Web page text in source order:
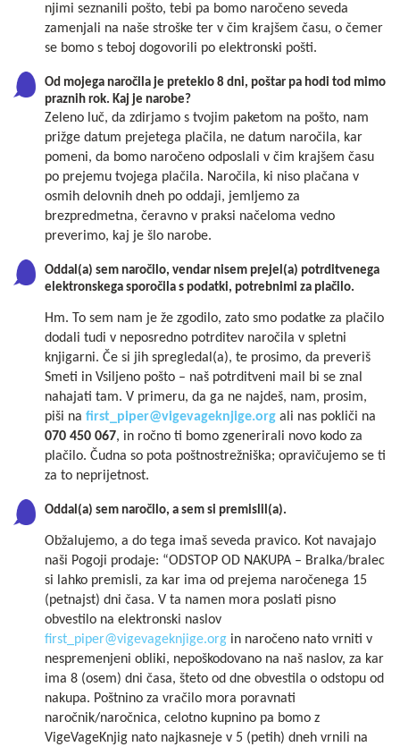
njimi seznanili pošto, tebi pa bomo naročeno seveda
zamenjali na naše stroške ter v čim krajšem času, o čemer
se bomo s teboj dogovorili po elektronski pošti.
Od mojega naročila je preteklo 8 dni, poštar pa hodi tod mimo
praznih rok. Kaj je narobe?
Zeleno luč, da zdirjamo s tvojim paketom na pošto, nam
prižge datum prejetega plačila, ne datum naročila, kar
pomeni, da bomo naročeno odposlali v čim krajšem času
po prejemu tvojega plačila. Naročila, ki niso plačana v
osmih delovnih dneh po oddaji, jemljemo za
brezpredmetna, čeravno v praksi načeloma vedno
preverimo, kaj je šlo narobe.
Oddal(a) sem naročilo, vendar nisem prejel(a) potrditvenega
elektronskega sporočila s podatki, potrebnimi za plačilo.
Hm. To sem nam je že zgodilo, zato smo podatke za plačilo
dodali tudi v neposredno potrditev naročila v spletni
knjigarni. Če si jih spregledal(a), te prosimo, da preveriš
Smeti in Vsiljeno pošto – naš potrditveni mail bi se znal
nahajati tam. V primeru, da ga ne najdeš, nam, prosim,
piši na first_piper@vigevageknjige.org ali nas pokliči na
070 450 067, in ročno ti bomo zgenerirali novo kodo za
plačilo. Čudna so pota poštnostrežniška; opravičujemo se ti
za to neprijetnost.
Oddal(a) sem naročilo, a sem si premislil(a).
Obžalujemo, a do tega imaš seveda pravico. Kot navajajo
naši Pogoji prodaje: “ODSTOP OD NAKUPA – Bralka/bralec
si lahko premisli, za kar ima od prejema naročenega 15
(petnajst) dni časa. V ta namen mora poslati pisno
obvestilo na elektronski naslov
first_piper@vigevageknjige.org in naročeno nato vrniti v
nespremenjeni obliki, nepoškodovano na naš naslov, za kar
ima 8 (osem) dni časa, šteto od dne obvestila o odstopu od
nakupa. Poštnino za vračilo mora poravnati
naročnik/naročnica, celotno kupnino pa bomo z
VigeVageKnjig nato najkasneje v 5 (petih) dneh vrnili na